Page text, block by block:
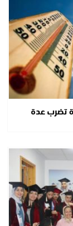
تضرب عدة